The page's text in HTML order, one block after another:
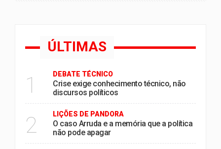
ÚLTIMAS
1 DEBATE TÉCNICO
Crise exige conhecimento técnico, não
discursos políticos
2 LIÇÕES DE PANDORA
O caso Arruda e a memória que a política
não pode apagar